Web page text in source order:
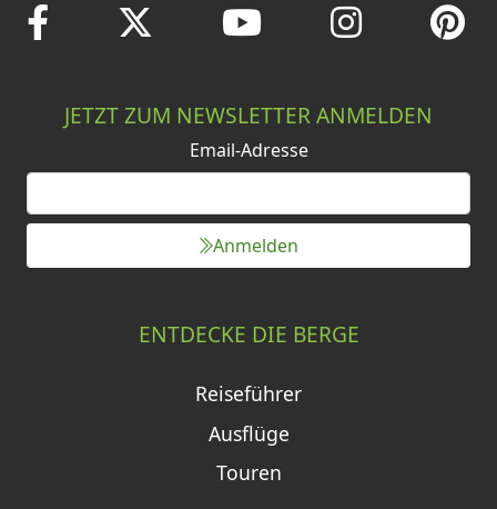
JETZT ZUM NEWSLETTER ANMELDEN
Email-Adresse
Anmelden
ENTDECKE DIE BERGE
Reiseführer
Ausflüge
Touren